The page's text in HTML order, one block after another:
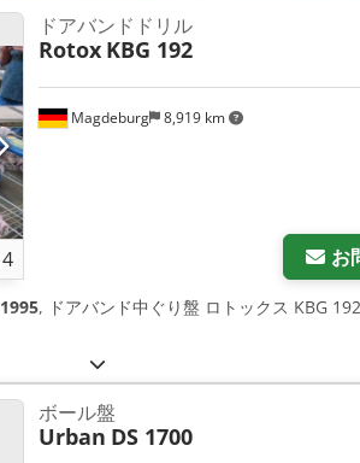
4
Magdeburg 8,919 km
ドアバンドドリル
Rotox KBG 192
お
1995, ドアバンド中ぐり盤 ロトックス KBG
ボール盤
Urban DS 1700